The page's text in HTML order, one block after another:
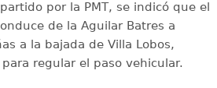
por la PMT, se indicó que el
de la Aguilar Batres a
a la bajada de Villa Lobos,
regular el paso vehicular.